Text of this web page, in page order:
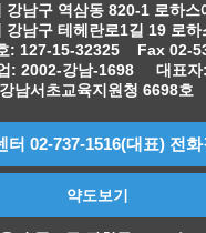
강남구 역삼동 820-1 로하스
강남구 테헤란로1길 19 로하
: 127-15-32325 Fax 02-
: 2002-강남-1698 대표자
강남서초교육지원청 6698호
터 02-737-1516(대표) 전화
약도보기